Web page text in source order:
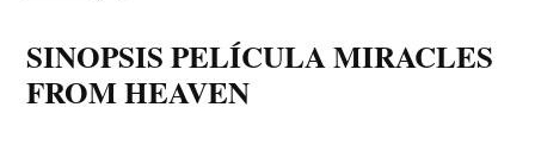
SINOPSIS PELÍCULA MIRACLES
FROM HEAVEN